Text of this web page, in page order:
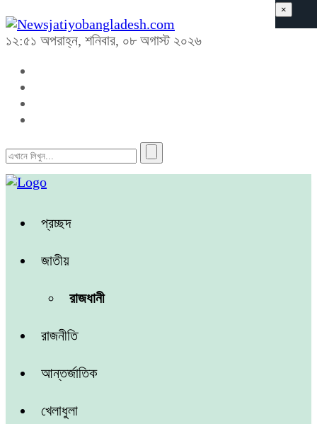
১২:৫১ অপরাহ্ন, শনিবার, ০৮ অগাস্ট ২০২৬
প্রচ্ছদ
জাতীয়
রাজধানী
রাজনীতি
আন্তর্জাতিক
খেলাধুলা
×